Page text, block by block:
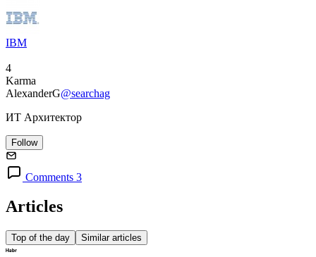
IBM
4
Karma
AlexanderG@searchag
ИТ Архитектор
Follow
Comments 3
Articles
Top of the day Similar articles